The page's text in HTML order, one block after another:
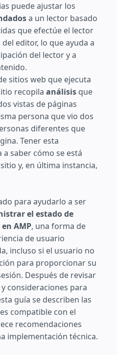
puede ajustar los
a un lector basado
que efectúe el lector
editor, lo que ayuda a
del lector y a
sitios web que ejecuta
recopila análisis que
vistas de páginas
persona que vio dos
diferentes que
Tener esta
saber cómo se está
y, en última instancia,
para ayudarlo a ser
el estado de
AMP, una forma de
de usuario
incluso si el usuario no
para proporcionar su
Después de revisar
consideraciones para
guía se describen las
compatible con el
recomendaciones
implementación técnica.